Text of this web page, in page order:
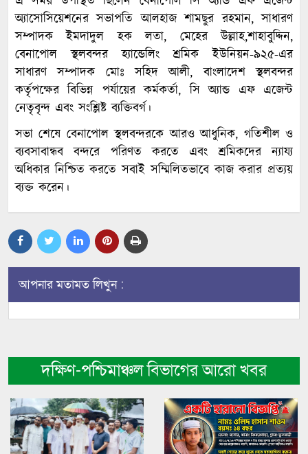
অ্যাসোসিয়েশনের সভাপতি আলহাজ শামছুর রহমান, সাধারণ
সম্পাদক ইমদাদুল হক লতা, মেহের উল্লাহ,শাহাবুদ্দিন,
বেনাপোল স্থলবন্দর হ্যান্ডেলিং শ্রমিক ইউনিয়ন-৯২৫-এর
সাধারণ সম্পাদক মোঃ সহিদ আলী, বাংলাদেশ স্থলবন্দর
কর্তৃপক্ষের বিভিন্ন পর্যায়ের কর্মকর্তা, সি অ্যান্ড এফ এজেন্ট
নেতৃবৃন্দ এবং সংশ্লিষ্ট ব্যক্তিবর্গ।
সভা শেষে বেনাপোল স্থলবন্দরকে আরও আধুনিক, গতিশীল ও
ব্যবসাবান্ধব বন্দরে পরিণত করতে এবং শ্রমিকদের ন্যায্য
অধিকার নিশ্চিত করতে সবাই সম্মিলিতভাবে কাজ করার প্রত্যয়
ব্যক্ত করেন।
আপনার মতামত লিখুন :
দক্ষিণ-পশ্চিমাঞ্চল বিভাগের আরো খবর